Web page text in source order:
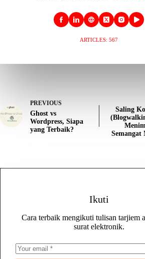
ARTICLES: 567
PREVIOUS
Ghost vs
Wordpress, Siapa
yang Terbaik?
Saling
Semangat
Ikuti
Cara terbaik mengikuti tulisan tarjiem
surat elektronik.